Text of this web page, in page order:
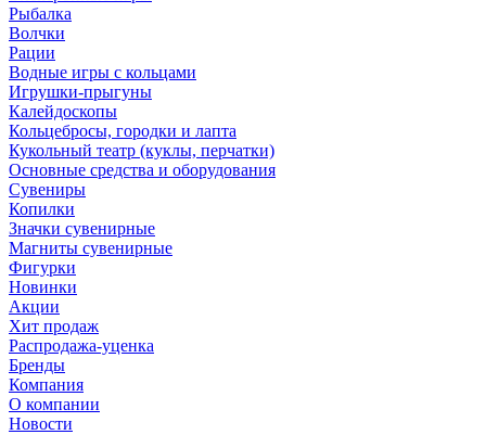
Рыбалка
Волчки
Рации
Водные игры с кольцами
Игрушки-прыгуны
Калейдоскопы
Кольцебросы, городки и лапта
Кукольный театр (куклы, перчатки)
Основные средства и оборудования
Сувениры
Копилки
Значки сувенирные
Магниты сувенирные
Фигурки
Новинки
Акции
Хит продаж
Распродажа-уценка
Бренды
Компания
О компании
Новости